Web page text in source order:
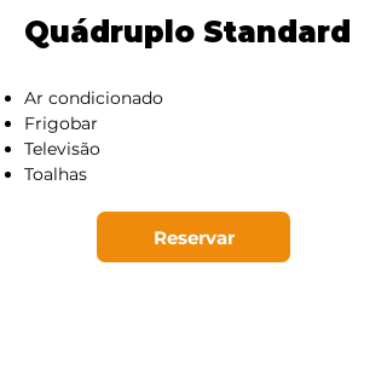
Quádruplo Standard
Ar condicionado
Frigobar
Televisão
Toalhas
Reservar